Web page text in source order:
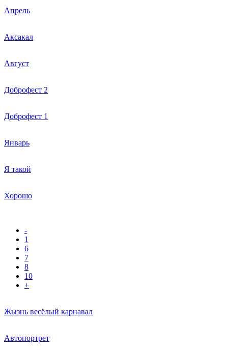
Апрель
Аксакал
Август
Доброфест 2
Доброфест 1
Январь
Я такой
Хорошо
-
1
6
7
8
10
+
Жызнь весёлый карнавал
Автопортрет